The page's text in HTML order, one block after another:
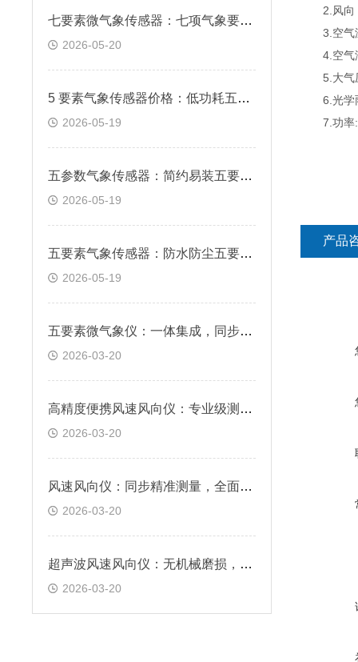
七要素微气象传感器：七项气象要素集成 一机集齐全域环境数据
2026-05-20
5 要素气象传感器价格：低功耗五要素监测传感器 多场地通用适配
2026-05-19
五参数气象传感器：简约易装五要素气象设备 快速布设省时省力
2026-05-19
五要素气象传感器：防水防尘五要素传感器 户外长期稳定作业
2026-05-19
五要素微气象仪：一体集成，同步精准感知核心气象数据
2026-03-20
高精度便携风速风向仪：专业级测量，满足户外监测需求
2026-03-20
风速风向仪：同步精准测量，全面掌握风场信息
2026-03-20
超声波风速风向仪：无机械磨损，免维护，响应快速
2026-03-20
2.风向：
3.空气温
4.空气湿
5.大气压
6.光学雨
7.功率
产品